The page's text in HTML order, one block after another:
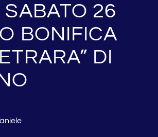
SABATO 26
BONIFICA
DI